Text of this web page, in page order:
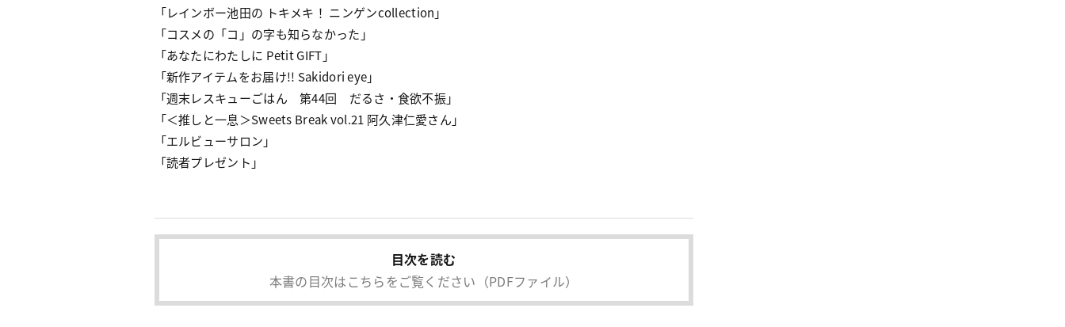
「レインボー池田の トキメキ！ ニンゲンcollection」
「コスメの「コ」の字も知らなかった」
「あなたにわたしに Petit GIFT」
「新作アイテムをお届け!! Sakidori eye」
「週末レスキューごはん 第44回 だるさ・食欲不振」
「＜推しと一息＞Sweets Break vol.21 阿久津仁愛さん」
「エルビューサロン」
「読者プレゼント」
目次を読む
本書の目次はこちらをご覧ください （PDFファイル）